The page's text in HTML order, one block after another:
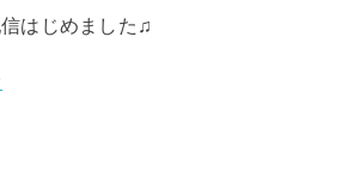
はじめました♫